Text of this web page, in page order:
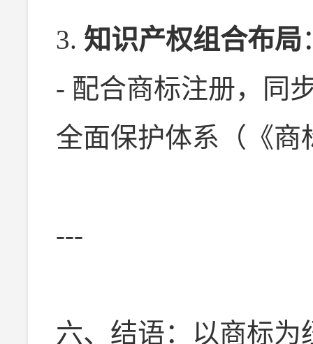
3. 知识产权组合布局
- 配合商标注册，同
全面保护体系（《商
---
六、结语：以商标